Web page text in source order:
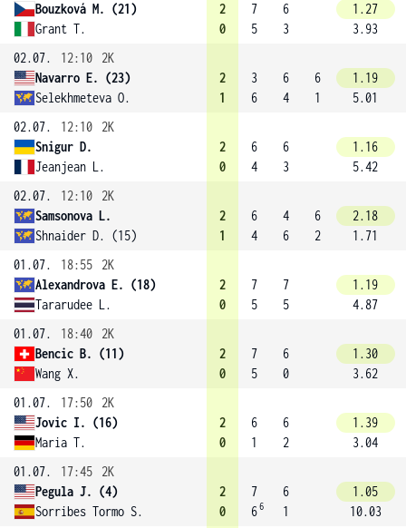
Bouzková M. (21)
Grant T.
2
0
7
5
6
3
1.27
3.93
02.07.
12:10
2K
Navarro E. (23)
Selekhmeteva O.
2
1
3
6
6
4
6
1
1.19
5.01
02.07.
12:10
2K
Snigur D.
Jeanjean L.
2
0
6
4
6
3
1.16
5.42
02.07.
12:10
2K
Samsonova L.
Shnaider D. (15)
2
1
6
4
4
6
6
2
2.18
1.71
01.07.
18:55
2K
Alexandrova E. (18)
Tararudee L.
2
0
7
5
7
5
1.19
4.87
01.07.
18:40
2K
Bencic B. (11)
Wang X.
2
0
7
5
6
0
1.30
3.62
01.07.
17:50
2K
Jovic I. (16)
Maria T.
2
0
6
1
6
2
1.39
3.04
01.07.
17:45
2K
Pegula J. (4)
Sorribes Tormo S.
2
0
7
66
6
1
1.05
10.03